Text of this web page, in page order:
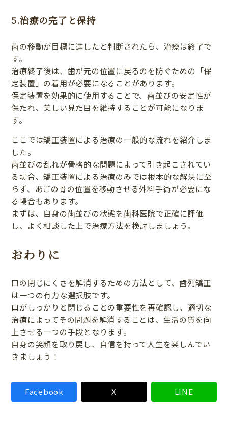
5.治療の完了と保持
歯の移動が目標に達したと判断されたら、治療は終了で
す。
治療終了後は、歯が元の位置に戻るのを防ぐための「保
定装置」の着用が必要になることがあります。
保定装置を効果的に使用することで、歯並びの安定性が
保たれ、美しい見た目を維持することが可能になりま
す。
ここでは矯正装置による治療の一般的な流れを紹介しま
した。
歯並びの乱れが骨格的な問題によって引き起こされてい
る場合、矯正装置による治療のみでは根本的な解決に至
らず、あごの骨の位置を移動させる外科手術が必要にな
る場合もあります。
まずは、自身の歯並びの状態を歯科医院で正確に評価
し、よく相談した上で治療方法を検討しましょう。
おわりに
口の閉じにくさを解消するための方法として、歯列矯正
は一つの有力な選択肢です。
口がしっかりと閉じることの重要性を再確認し、適切な
治療によってその問題を解消することは、生活の質を向
上させる一つの手段となります。
自身の笑顔を取り戻し、自信を持って人生を楽しんでい
きましょう！
Facebook X LINE